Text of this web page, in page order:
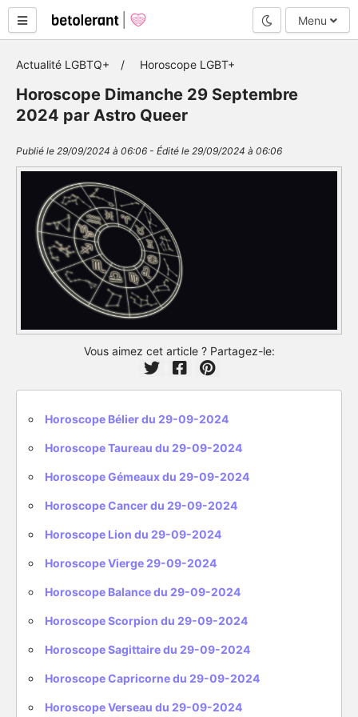
Mode nuit
Menu
Actualité LGBTQ+ Horoscope LGBT+
Horoscope Dimanche 29 Septembre
2024 par Astro Queer
Publié le 29/09/2024 à 06:06 - Édité le 29/09/2024 à 06:06
Vous aimez cet article ? Partagez-le:
Horoscope Bélier du 29-09-2024
Horoscope Taureau du 29-09-2024
Horoscope Gémeaux du 29-09-2024
Horoscope Cancer du 29-09-2024
Horoscope Lion du 29-09-2024
Horoscope Vierge 29-09-2024
Horoscope Balance du 29-09-2024
Horoscope Scorpion du 29-09-2024
Horoscope Sagittaire du 29-09-2024
Horoscope Capricorne du 29-09-2024
Horoscope Verseau du 29-09-2024